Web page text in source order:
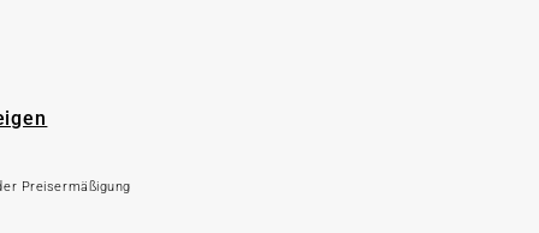
Preisermäßigung